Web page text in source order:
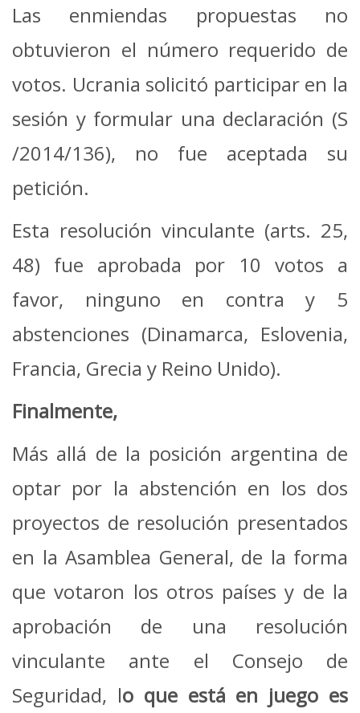
Las enmiendas propuestas no
obtuvieron el número requerido de
votos. Ucrania solicitó participar en la
sesión y formular una declaración (S
/2014/136), no fue aceptada su
petición.
Esta resolución vinculante (arts. 25,
48) fue aprobada por 10 votos a
favor, ninguno en contra y 5
abstenciones (Dinamarca, Eslovenia,
Francia, Grecia y Reino Unido).
Finalmente,
Más allá de la posición argentina de
optar por la abstención en los dos
proyectos de resolución presentados
en la Asamblea General, de la forma
que votaron los otros países y de la
aprobación de una resolución
vinculante ante el Consejo de
Seguridad, lo que está en juego es